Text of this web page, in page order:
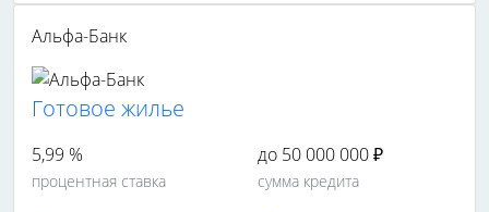
Альфа-Банк
Готовое жилье
5,99 %
процентная ставка
до 50 000 000 ₽
сумма кредита